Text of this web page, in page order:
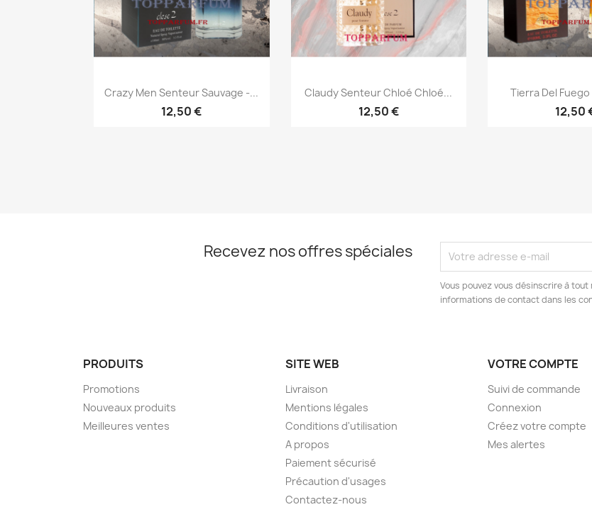
Aperçu rapide
Crazy Men Senteur Sauvage -...
12,50 €
Aperçu rapide
Claudy Senteur Chloé Chloé...
12,50 €
Aperçu
Tierra Del
12,50
Recevez nos offres spéciales
Vous pouvez vous désinscrire à
informations de contact dans les
PRODUITS
Promotions
Nouveaux produits
Meilleures ventes
SITE WEB
Livraison
Mentions légales
Conditions d'utilisation
A propos
Paiement sécurisé
Précaution d'usages
Contactez-nous
VOTRE COMPTE
Suivi de commande
Connexion
Créez votre compte
Mes alertes